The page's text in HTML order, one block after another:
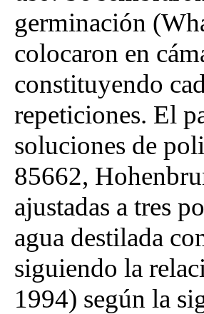
germinación
colocaron en
constituyendo
repeticiones. El
soluciones de
85662,
ajustadas a tres
agua destilada
siguiendo la
1994) según la